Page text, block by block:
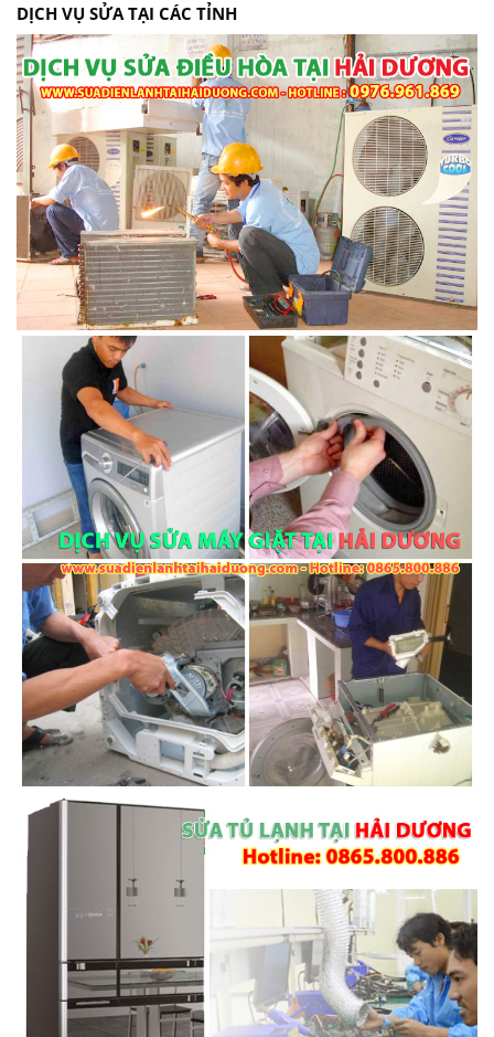
DỊCH VỤ SỬA TẠI CÁC TỈNH